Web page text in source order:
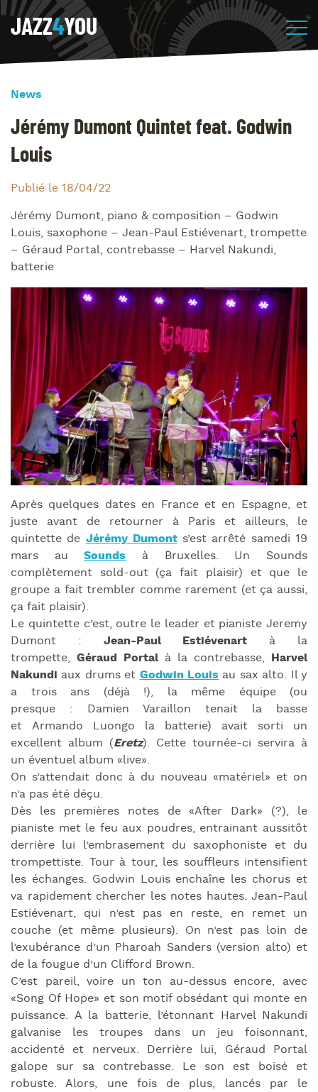
JAZZ4YOU
News
Jérémy Dumont Quintet feat. Godwin
Louis
Publié le 18/04/22
Jérémy Dumont, piano & composition – Godwin
Louis, saxophone – Jean-Paul Estiévenart, trompette
– Géraud Portal, contrebasse – Harvel Nakundi,
batterie
Après quelques dates en France et en Espagne, et
juste avant de retourner à Paris et ailleurs, le
quintette de Jérémy Dumonts’est arrêté samedi 19
mars auSounds à Bruxelles. Un Sounds
complètement sold-out (ça fait plaisir) et que le
groupe a fait trembler comme rarement (et ça aussi,
ça fait plaisir).
Le quintette c’est, outre le leader et pianiste Jeremy
Dumont : Jean-Paul Estiévenart à la
trompette, Géraud Portalà la contrebasse, Harvel
Nakundi aux drums et Godwin Louis au sax alto. Il y
a trois ans (déjà !), la même équipe (ou
presque : Damien Varaillon tenait la basse
et Armando Luongo la batterie) avait sorti un
excellent album (Eretz). Cette tournée-ci servira à
un éventuel album «live».
On s’attendait donc à du nouveau «matériel» et on
n’a pas été déçu.
Dès les premières notes de «After Dark» (?), le
pianiste met le feu aux poudres, entrainant aussitôt
derrière lui l’embrasement du saxophoniste et du
trompettiste. Tour à tour, les souffleurs intensifient
les échanges. Godwin Louis enchaîne les chorus et
va rapidement chercher les notes hautes. Jean-Paul
Estiévenart, qui n’est pas en reste, en remet un
couche (et même plusieurs). On n’est pas loin de
l’exubérance d’un Pharoah Sanders (version alto) et
de la fougue d’un Clifford Brown.
C’est pareil, voire un ton au-dessus encore, avec
«Song Of Hope» et son motif obsédant qui monte en
puissance. A la batterie, l’étonnant Harvel Nakundi
galvanise les troupes dans un jeu foisonnant,
accidenté et nerveux. Derrière lui, Géraud Portal
galope sur sa contrebasse. Le son est boisé et
robuste. Alors, une fois de plus, lancés par le